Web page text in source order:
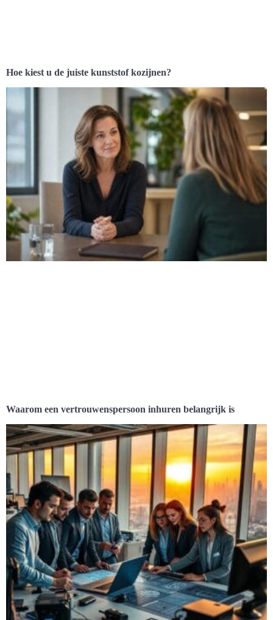
Hoe kiest u de juiste kunststof kozijnen?
Waarom een vertrouwenspersoon inhuren belangrijk is